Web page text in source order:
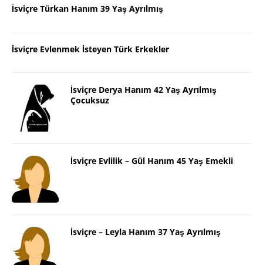
İsviçre Türkan Hanım 39 Yaş Ayrılmış
İsviçre Evlenmek İsteyen Türk Erkekler
İsviçre Derya Hanım 42 Yaş Ayrılmış
Çocuksuz
İsviçre Evlilik – Gül Hanım 45 Yaş Emekli
İsviçre – Leyla Hanım 37 Yaş Ayrılmış